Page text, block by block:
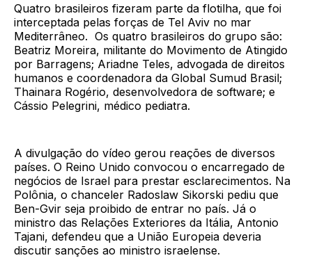
Quatro brasileiros fizeram parte da flotilha, que foi
interceptada pelas forças de Tel Aviv no mar
Mediterrâneo. Os quatro brasileiros do grupo são:
Beatriz Moreira, militante do Movimento de Atingido
por Barragens; Ariadne Teles, advogada de direitos
humanos e coordenadora da Global Sumud Brasil;
Thainara Rogério, desenvolvedora de software; e
Cássio Pelegrini, médico pediatra.
A divulgação do vídeo gerou reações de diversos
países. O Reino Unido convocou o encarregado de
negócios de Israel para prestar esclarecimentos. Na
Polônia, o chanceler Radoslaw Sikorski pediu que
Ben-Gvir seja proibido de entrar no país. Já o
ministro das Relações Exteriores da Itália, Antonio
Tajani, defendeu que a União Europeia deveria
discutir sanções ao ministro israelense.